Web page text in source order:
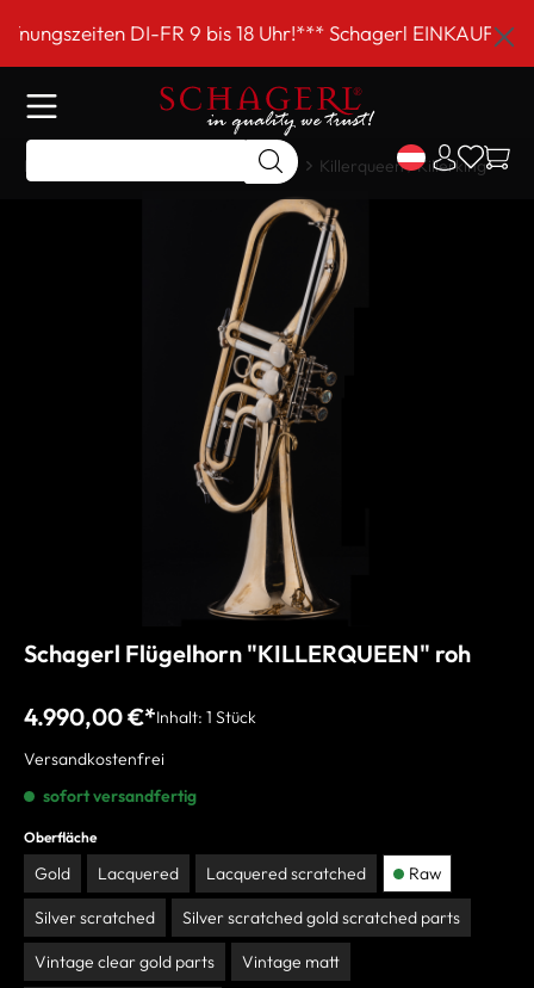
springen
18 Uhr!*** Schagerl EINKAUFSSAMSTAG am 5.
Home Meisterinstrumente Killerqueen / Killerking
Schagerl Flügelhorn "KILLERQUEEN" roh
4.990,00 €*Inhalt: 1 Stück
Versandkostenfrei
sofort versandfertig
Oberfläche
Gold Lacquered Lacquered scratched Raw
Silver scratched Silver scratched gold scratched parts
Vintage clear gold parts Vintage matt